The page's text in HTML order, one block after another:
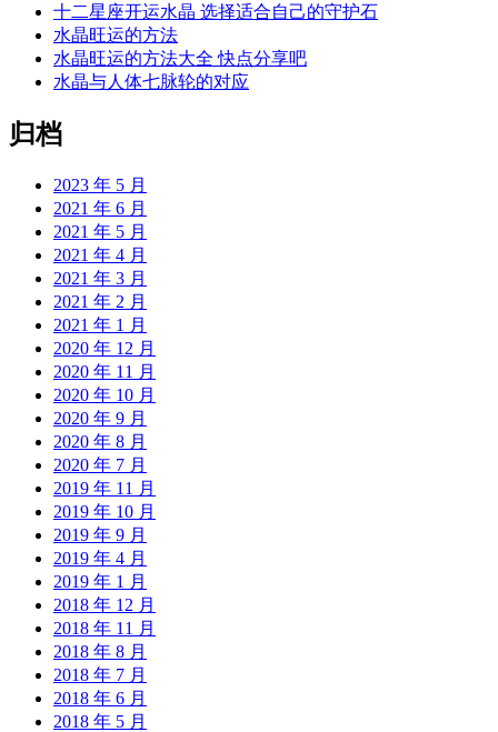
十二星座开运水晶 选择适合自己的守护石
水晶旺运的方法
水晶旺运的方法大全 快点分享吧
水晶与人体七脉轮的对应
归档
2023 年 5 月
2021 年 6 月
2021 年 5 月
2021 年 4 月
2021 年 3 月
2021 年 2 月
2021 年 1 月
2020 年 12 月
2020 年 11 月
2020 年 10 月
2020 年 9 月
2020 年 8 月
2020 年 7 月
2019 年 11 月
2019 年 10 月
2019 年 9 月
2019 年 4 月
2019 年 1 月
2018 年 12 月
2018 年 11 月
2018 年 8 月
2018 年 7 月
2018 年 6 月
2018 年 5 月